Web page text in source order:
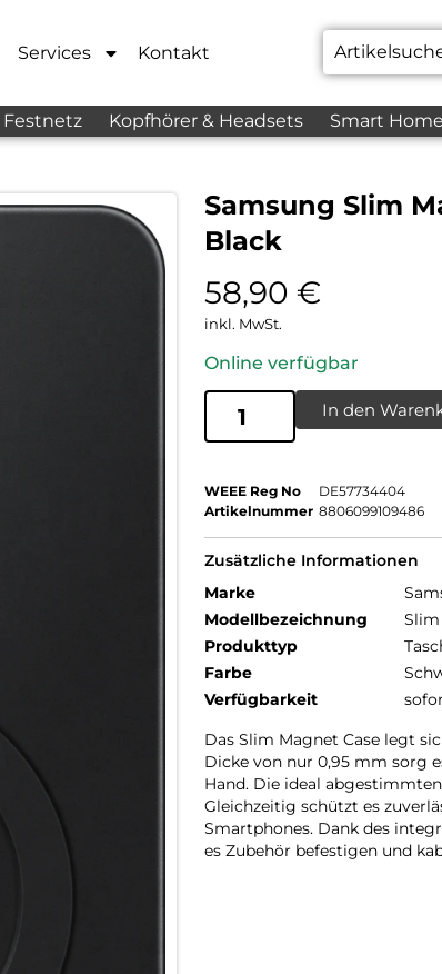
Services Kontakt
Festnetz Kopfhörer & Headsets Smart
Samsung Slim
Black
58,90 €
inkl. MwSt.
Online verfügbar
In den
WEEE Reg No
DE57734404
Artikelnummer 8806099109486
Zusätzliche Informationen
Marke
Modellbezeichnung
Slim
Produkttyp
Farbe
Verfügbarkeit
Das Slim Magnet Case legt
Dicke von nur 0,95 mm sorg
Hand. Die ideal
Gleichzeitig schützt es
Smartphones. Dank des
es Zubehör befestigen und